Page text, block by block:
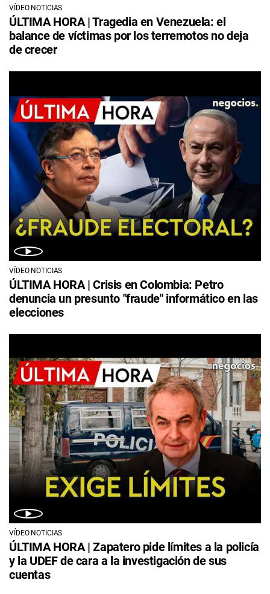
VÍDEO NOTICIAS
ÚLTIMA HORA | Tragedia en Venezuela: el
balance de víctimas por los terremotos no deja
de crecer
VÍDEO NOTICIAS
ÚLTIMA HORA | Crisis en Colombia: Petro
denuncia un presunto "fraude" informático en las
elecciones
VÍDEO NOTICIAS
ÚLTIMA HORA | Zapatero pide límites a la policía
y la UDEF de cara a la investigación de sus
cuentas